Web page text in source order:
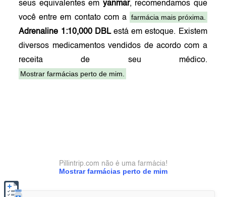
seus equivalentes em yanmar, recomendamos que
você entre em contato com a farmácia mais próxima.
Adrenaline 1:10,000 DBLestá em estoque. Existem
diversos medicamentos vendidos de acordo com a
receita de seu médico.
Mostrar farmácias perto de mim.
Mostrar farmácias perto de mim
Pillintrip.com não é uma farmácia!